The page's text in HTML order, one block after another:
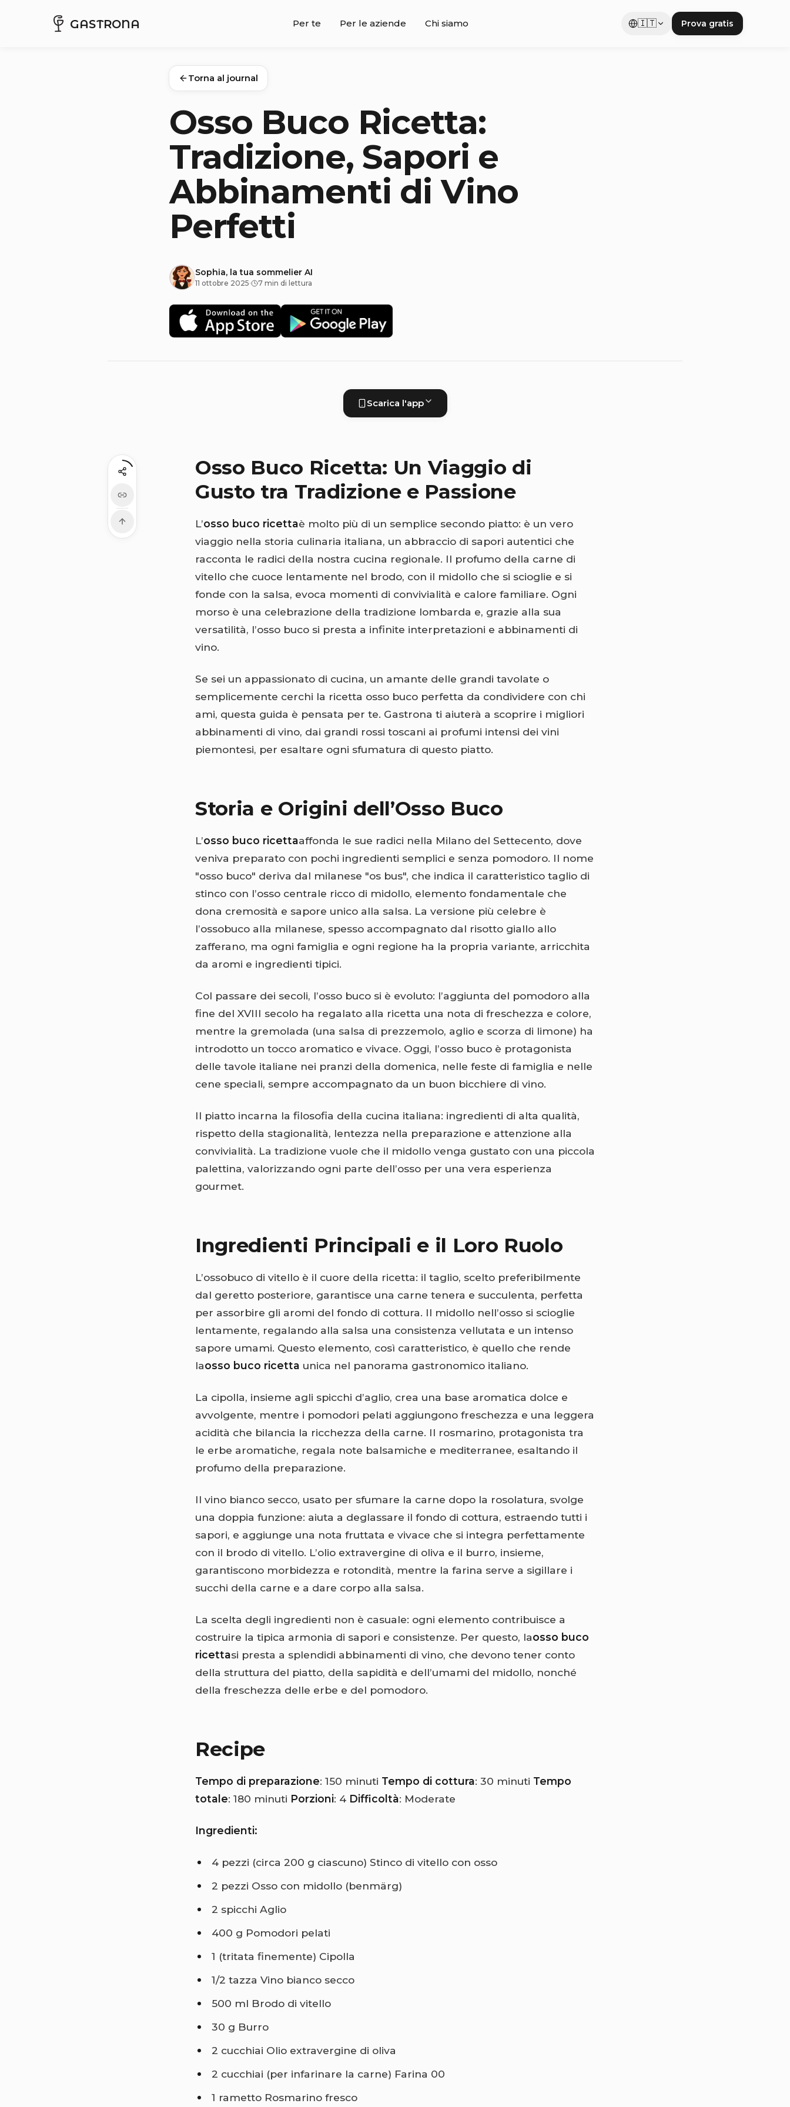
GASTRONA Per te Per le aziende Chi siamo 🇮🇹 Prova gratis
Torna al journal
Osso Buco Ricetta:
Tradizione, Sapori e
Abbinamenti di Vino
Perfetti
Sophia, la tua sommelier AI
11 ottobre 2025· 7 min di lettura
Scarica l'app
Osso Buco Ricetta: Un Viaggio di
Gusto tra Tradizione e Passione
L’osso buco ricettaè molto più di un semplice secondo piatto: è un vero
viaggio nella storia culinaria italiana, un abbraccio di sapori autentici che
racconta le radici della nostra cucina regionale. Il profumo della carne di
vitello che cuoce lentamente nel brodo, con il midollo che si scioglie e si
fonde con la salsa, evoca momenti di convivialità e calore familiare. Ogni
morso è una celebrazione della tradizione lombarda e, grazie alla sua
versatilità, l’osso buco si presta a infinite interpretazioni e abbinamenti di
vino.
Se sei un appassionato di cucina, un amante delle grandi tavolate o
semplicemente cerchi la ricetta osso buco perfetta da condividere con chi
ami, questa guida è pensata per te. Gastrona ti aiuterà a scoprire i migliori
abbinamenti di vino, dai grandi rossi toscani ai profumi intensi dei vini
piemontesi, per esaltare ogni sfumatura di questo piatto.
Storia e Origini dell’Osso Buco
L’osso buco ricettaaffonda le sue radici nella Milano del Settecento, dove
veniva preparato con pochi ingredienti semplici e senza pomodoro. Il nome
"osso buco" deriva dal milanese "os bus", che indica il caratteristico taglio di
stinco con l’osso centrale ricco di midollo, elemento fondamentale che
dona cremosità e sapore unico alla salsa. La versione più celebre è
l’ossobuco alla milanese, spesso accompagnato dal risotto giallo allo
zafferano, ma ogni famiglia e ogni regione ha la propria variante, arricchita
da aromi e ingredienti tipici.
Col passare dei secoli, l’osso buco si è evoluto: l’aggiunta del pomodoro alla
fine del XVIII secolo ha regalato alla ricetta una nota di freschezza e colore,
mentre la gremolada (una salsa di prezzemolo, aglio e scorza di limone) ha
introdotto un tocco aromatico e vivace. Oggi, l’osso buco è protagonista
delle tavole italiane nei pranzi della domenica, nelle feste di famiglia e nelle
cene speciali, sempre accompagnato da un buon bicchiere di vino.
Il piatto incarna la filosofia della cucina italiana: ingredienti di alta qualità,
rispetto della stagionalità, lentezza nella preparazione e attenzione alla
convivialità. La tradizione vuole che il midollo venga gustato con una piccola
palettina, valorizzando ogni parte dell’osso per una vera esperienza
gourmet.
Ingredienti Principali e il Loro Ruolo
L’ossobuco di vitello è il cuore della ricetta: il taglio, scelto preferibilmente
dal geretto posteriore, garantisce una carne tenera e succulenta, perfetta
per assorbire gli aromi del fondo di cottura. Il midollo nell’osso si scioglie
lentamente, regalando alla salsa una consistenza vellutata e un intenso
sapore umami. Questo elemento, così caratteristico, è quello che rende
laosso buco ricetta unica nel panorama gastronomico italiano.
La cipolla, insieme agli spicchi d’aglio, crea una base aromatica dolce e
avvolgente, mentre i pomodori pelati aggiungono freschezza e una leggera
acidità che bilancia la ricchezza della carne. Il rosmarino, protagonista tra
le erbe aromatiche, regala note balsamiche e mediterranee, esaltando il
profumo della preparazione.
Il vino bianco secco, usato per sfumare la carne dopo la rosolatura, svolge
una doppia funzione: aiuta a deglassare il fondo di cottura, estraendo tutti i
sapori, e aggiunge una nota fruttata e vivace che si integra perfettamente
con il brodo di vitello. L’olio extravergine di oliva e il burro, insieme,
garantiscono morbidezza e rotondità, mentre la farina serve a sigillare i
succhi della carne e a dare corpo alla salsa.
La scelta degli ingredienti non è casuale: ogni elemento contribuisce a
costruire la tipica armonia di sapori e consistenze. Per questo, laosso buco
ricettasi presta a splendidi abbinamenti di vino, che devono tener conto
della struttura del piatto, della sapidità e dell’umami del midollo, nonché
della freschezza delle erbe e del pomodoro.
Recipe
Tempo di preparazione: 150 minuti Tempo di cottura: 30 minuti Tempo
totale: 180 minuti Porzioni: 4 Difficoltà: Moderate
Ingredienti:
4 pezzi (circa 200 g ciascuno) Stinco di vitello con osso
2 pezzi Osso con midollo (benmärg)
2 spicchi Aglio
400 g Pomodori pelati
1 (tritata finemente) Cipolla
1/2 tazza Vino bianco secco
500 ml Brodo di vitello
30 g Burro
2 cucchiai Olio extravergine di oliva
2 cucchiai (per infarinare la carne) Farina 00
1 rametto Rosmarino fresco